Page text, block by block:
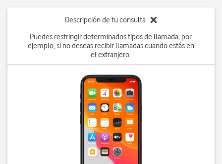
Descripción de tu consulta
Puedes restringir determinados tipos de llamada, por
ejemplo, si no deseas recibir llamadas cuando estás en
el extranjero.